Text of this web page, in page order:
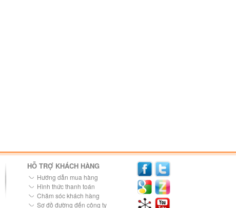
HỖ TRỢ KHÁCH HÀNG
Hướng dẫn mua hàng
Hình thức thanh toán
Chăm sóc khách hàng
Sơ đồ đường đến công ty